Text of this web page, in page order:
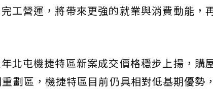
工營運，將帶來更強的就業與消費動能，
屯機捷特區新案成交價格穩步上揚，購
劃區，機捷特區目前仍具相對低基期優勢